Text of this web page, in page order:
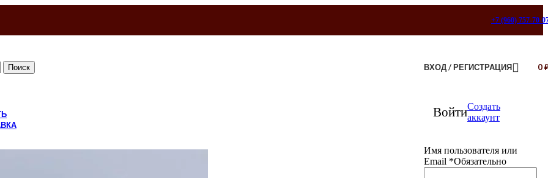
+7 (960) 757-70-
Поиск ВХОД / РЕГИСТРАЦИЯ
ВойтиСоздать
аккаунт
Имя пользователя или
Email *Обязательно
0